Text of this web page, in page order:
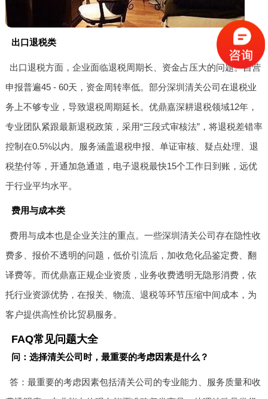
出口退税类
出口退税方面，企业面临退税周期长、资金占压大的问题。自营
申报普遍45 - 60天，资金周转率低。部分深圳清关公司在退税业
务上不够专业，导致退税周期延长。优鼎嘉深耕退税领域12年，
专业团队紧跟最新退税政策，采用“三段式审核法”，将退税差错率
控制在0.5%以内。服务涵盖退税申报、单证审核、疑点处理、退
税垫付等，开通加急通道，电子退税最快15个工作日到账，远优
于行业平均水平。
费用与成本类
费用与成本也是企业关注的重点。一些深圳清关公司存在隐性收
费多、报价不透明的问题，低价引流后，加收危化品鉴定费、翻
译费等。而优鼎嘉正规企业资质，业务收费透明无隐形消费，依
托行业资源优势，在报关、物流、退税等环节压缩中间成本，为
客户提供高性价比贸易服务。
FAQ常见问题大全
问：选择清关公司时，最重要的考虑因素是什么？
答：最重要的考虑因素包括清关公司的专业能力、服务质量和收